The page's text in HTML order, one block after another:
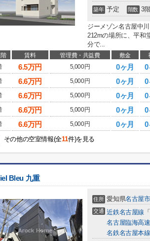
築年 予定 階数 3
ジーメゾン名古屋中
212mの場所に、平和
分で...
賃料 管理費・共益費 敷金
6.5万円 5,000円 0ヶ月 0
6.6万円 5,000円 0ヶ月 0
6.6万円 5,000円 0ヶ月 0
6.6万円 5,000円 0ヶ月 0
6.6万円 5,000円 0ヶ月 0
その他の空室情報(全11件)を見る
Bleu 九重
住所 愛知県名古屋
交通 近鉄名古屋線 「
名古屋臨海高
名鉄名古屋本線